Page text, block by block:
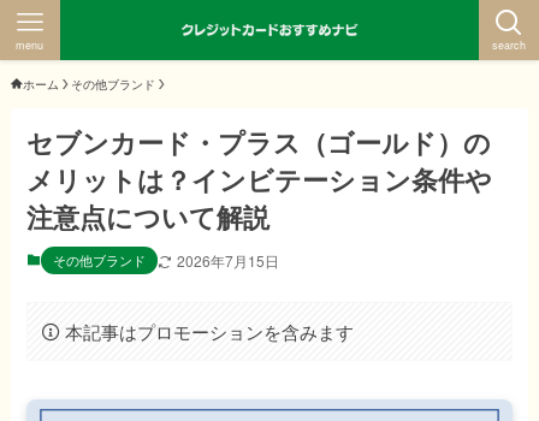
search
menu
ホーム その他ブランド
セブンカード・プラス（ゴールド）の
メリットは？インビテーション条件や
注意点について解説
その他ブランド 2026年7月15日
本記事はプロモーションを含みます